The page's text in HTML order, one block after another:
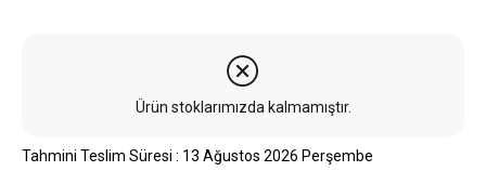
Ürün stoklarımızda kalmamıştır.
Tahmini Teslim Süresi : 13 Ağustos 2026 Perşembe